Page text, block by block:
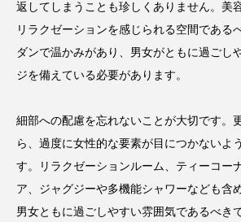
サプリ サロンクレンジング
サロン経営 サロン連略
スカルプ クレンジング 頻度 ス
スキンケア スキンケア 習慣
スキンケアルーティン ストレス
返してしまうことも珍しくありません。美
リラクゼーションを感じられる空間である
ダンで温かみがあり、男女がともに過ごし
ジを備えている必要があります。
細部への配慮を忘れないことが大切です。
ら、過度に女性的な要素が目につかないよ
す。リラクゼーションルーム、ティーコー
ア、ジャグジーや多機能シャワーなども含
男女ともに過ごしやすい雰囲気であるべき